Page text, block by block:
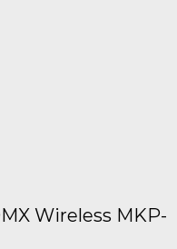
Wireless MKP-